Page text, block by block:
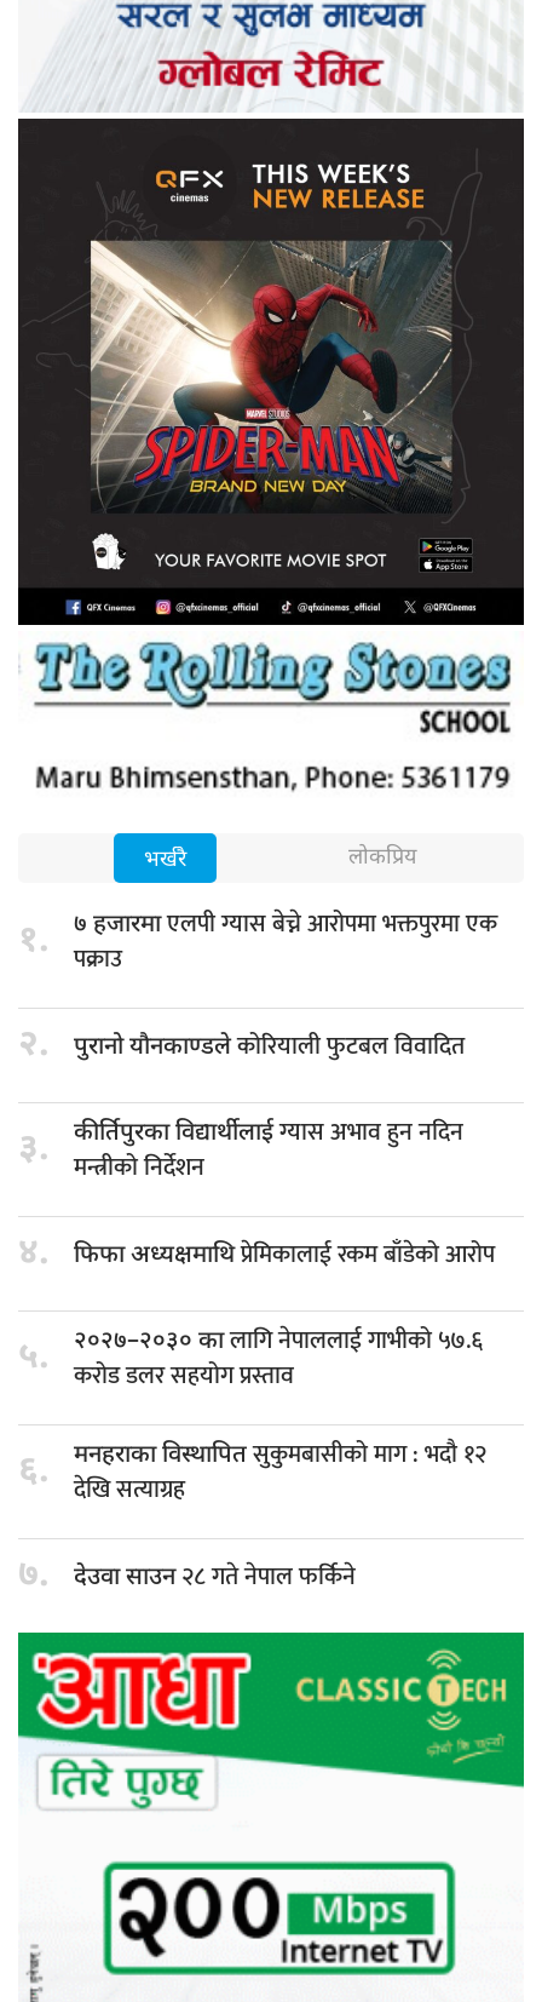
भर्खरै लोकप्रिय
१. ७ हजारमाएलपी ग्यास बेच्ने आरोपमा भक्तपुरमा एक
पक्राउ
२. पुरानो यौनकाण्डलेकोरियाली फुटबल विवादित
३. कीर्तिपुरका विद्यार्थीलाईग्यास अभाव हुन नदिन
मन्त्रीको निर्देशन
४. फिफा अध्यक्षमाथिप्रेमिकालाई रकम बाँडेको आरोप
५. २०२७–२०३० कालागि नेपाललाई गाभीको ५७.६
करोड डलर सहयोग प्रस्ताव
६. मनहराका विस्थापितसुकुमबासीको माग : भदौ १२
देखि सत्याग्रह
७. देउवा साउन२८ गते नेपाल फर्किने